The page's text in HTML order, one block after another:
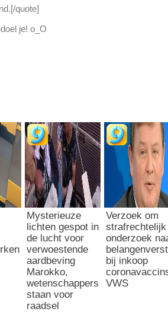
quote]
je! o_O
Mysterieuze
lichten gespot in
de lucht voor
verwoestende
aardbeving
Marokko,
wetenschappers
staan voor
raadsel
Verzoek om
strafrechtelijk
onderzoek
bij inkoop
VWS